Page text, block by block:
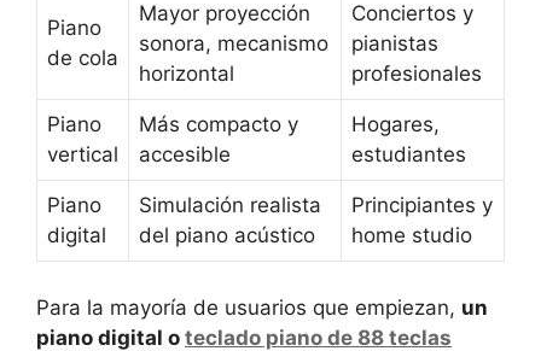
Piano
de cola
Mayor proyección
sonora, mecanismo
horizontal
Conciertos y
pianistas
profesionales
Piano
vertical
Más compacto y
accesible
Hogares,
estudiantes
Piano
digital
Simulación realista
del piano acústico
Principiantes y
home studio
Para la mayoría de usuarios que empiezan, un
piano digital o teclado piano de 88 teclas